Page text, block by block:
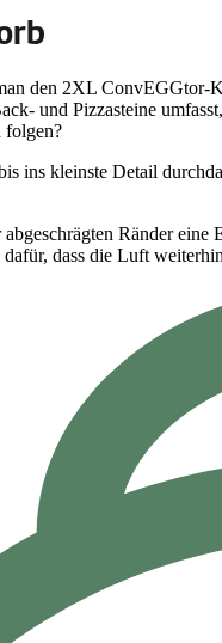
den 2XL
und Pizzasteine
folgen?
ins kleinste Detail
Ränder
dass die Luft